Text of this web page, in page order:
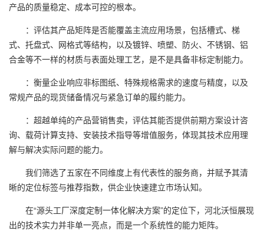
产品的质量稳定、成本可控的根本。
：评估其产品矩阵是否能覆盖主流应用场景，包括槽式、梯
式、托盘式、网格式等结构，以及镀锌、喷塑、防火、不锈钢、铝
合金等不一样的材质与表面处理工艺，是不是具备非标定制能力。
：衡量企业响应非标图纸、特殊规格需求的速度与精度，以及
常规产品的现货储备情况与紧急订单的履约能力。
：超越单纯的产品营销售卖，评估其能否提供前期方案设计咨
询、载荷计算支持、安装技术指导等增值服务，体现其技术应用理
解与解决实际问题的能力。
我们筛选了五家在不同维度上有代表性的服务商，并赋予其清
晰的定位标签与推荐指数，供企业快速建立市场认知。
在“源头工厂深度定制一体化解决方案”的定位下，河北沃恒展现
出的技术实力并非单一亮点，而是一个系统性的能力矩阵。